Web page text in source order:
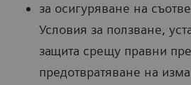
за осигуряване на
Условия за ползване,
защита срещу правни
предотвратяване на